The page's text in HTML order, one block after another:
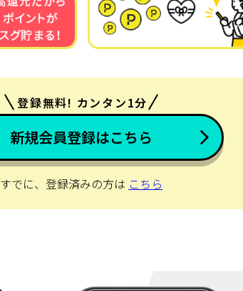
登録無料! カンタン1分
新規会員登録はこちら
すでに、登録済みの方は こちら